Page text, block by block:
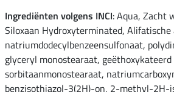
Ingrediënten volgens INCI: Aqua, Zacht
Siloxaan Hydroxyterminated,
natriumdodecylbenzeensulfonaat,
glyceryl monostearaat, geëthoxykateerd
sorbitaanmonostearaat,
benzisothiazol-3(2H)-on, 2-methyl-